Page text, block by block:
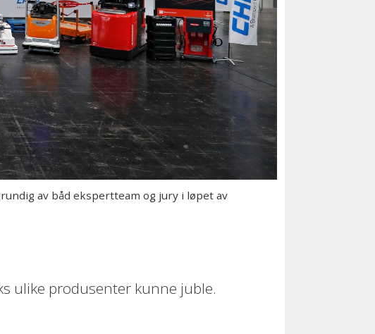
av båd ekspertteam og jury i løpet av
ulike produsenter kunne juble.